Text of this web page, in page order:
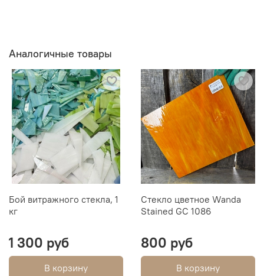
Аналогичные товары
Бой витражного стекла, 1
кг
1 300 руб
В корзину
Стекло цветное Wanda
Stained GC 1086
800 руб
В корзину